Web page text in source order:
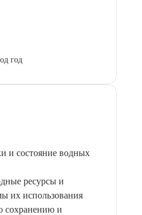
год
и состояние водных
ресурсы и
их использования
сохранению и